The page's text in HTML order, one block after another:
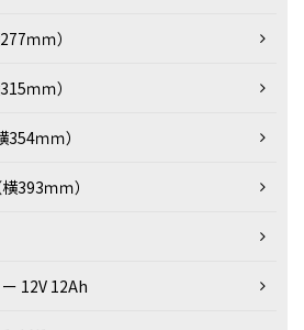
ｍｍ）
ｍｍ）
ｍｍ）
393ｍｍ）
12V 12Ah